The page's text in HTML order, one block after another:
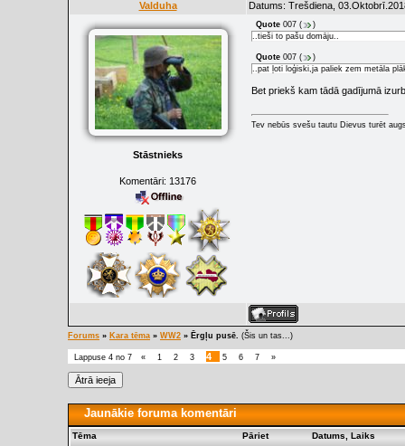
Valduha Datums: Trešdiena,
Stāstnieks
Komentāri: 13176
Quote 007 (
)
..tieši to pašu domāju..
Quote 007 (
)
..pat ļoti loģiski,ja paliek zem metāla
Bet priekš kam tādā gadījumā
Tev nebūs svešu tautu Dievus turēt
Forums » Kara tēma » WW2 » Ērgļu pusē. (Šis un tas...)
Lappuse 4 no 7 « 1 2 3 4 5 6 7 »
Jaunākie foruma komentāri
Tēma Pāriet Datums, Laiks